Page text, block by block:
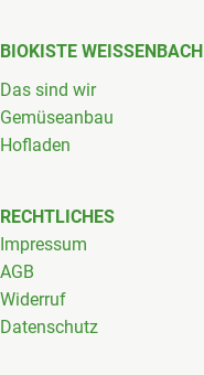
BIOKISTE WEISSENBACH
Das sind wir
Gemüseanbau
Hofladen
RECHTLICHES
Impressum
AGB
Widerruf
Datenschutz